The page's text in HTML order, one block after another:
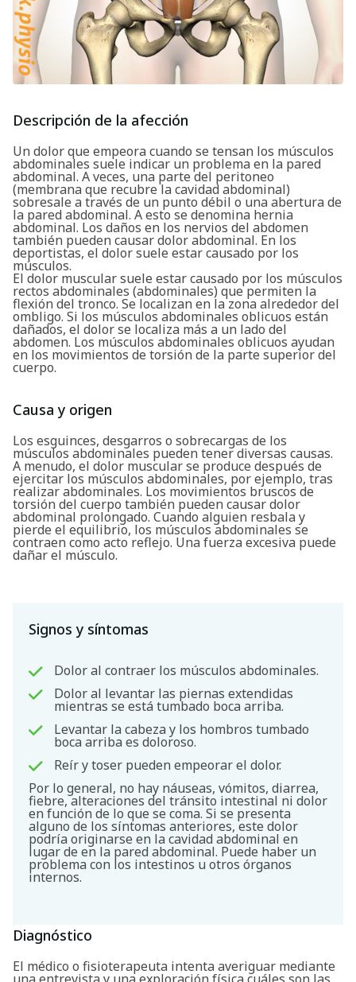
Descripción de la afección
Un dolor que empeora cuando se tensan los músculos
abdominales suele indicar un problema en la pared
abdominal. A veces, una parte del peritoneo
(membrana que recubre la cavidad abdominal)
sobresale a través de un punto débil o una abertura de
la pared abdominal. A esto se denomina hernia
abdominal. Los daños en los nervios del abdomen
también pueden causar dolor abdominal. En los
deportistas, el dolor suele estar causado por los
músculos.
El dolor muscular suele estar causado por los músculos
rectos abdominales (abdominales) que permiten la
flexión del tronco. Se localizan en la zona alrededor del
ombligo. Si los músculos abdominales oblicuos están
dañados, el dolor se localiza más a un lado del
abdomen. Los músculos abdominales oblicuos ayudan
en los movimientos de torsión de la parte superior del
cuerpo.
Causa y origen
Los esguinces, desgarros o sobrecargas de los
músculos abdominales pueden tener diversas causas.
A menudo, el dolor muscular se produce después de
ejercitar los músculos abdominales, por ejemplo, tras
realizar abdominales. Los movimientos bruscos de
torsión del cuerpo también pueden causar dolor
abdominal prolongado. Cuando alguien resbala y
pierde el equilibrio, los músculos abdominales se
contraen como acto reflejo. Una fuerza excesiva puede
dañar el músculo.
Signos y síntomas
Dolor al contraer los músculos abdominales.
Dolor al levantar las piernas extendidas
mientras se está tumbado boca arriba.
Levantar la cabeza y los hombros tumbado
boca arriba es doloroso.
Reír y toser pueden empeorar el dolor.
Por lo general, no hay náuseas, vómitos, diarrea,
fiebre, alteraciones del tránsito intestinal ni dolor
en función de lo que se coma. Si se presenta
alguno de los síntomas anteriores, este dolor
podría originarse en la cavidad abdominal en
lugar de en la pared abdominal. Puede haber un
problema con los intestinos u otros órganos
internos.
Diagnóstico
El médico o fisioterapeuta intenta averiguar mediante